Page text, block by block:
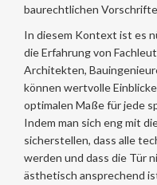
baurechtlichen
In diesem Kontext ist es
die Erfahrung von
Architekten,
können wertvolle
optimalen Maße für jede
Indem man sich eng mit
sicherstellen, dass alle
werden und dass die Tür
ästhetisch ansprechend